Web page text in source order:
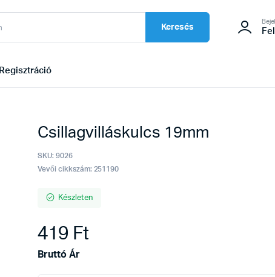
Keresés
Regisztráció
Csillagvilláskulcs 19mm
SKU: 9026
Vevői cikkszám: 251190
Készleten
419 Ft
Bruttó Ár